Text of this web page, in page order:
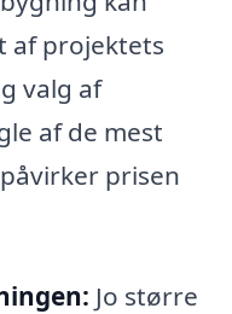
af projektets
valg af
af de mest
prisen
Jo større